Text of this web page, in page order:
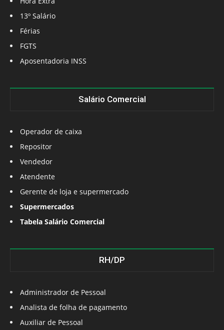
13º Salário
Férias
FGTS
Aposentadoria INSS
Salário Comercial
Operador de caixa
Repositor
Vendedor
Atendente
Gerente de loja e supermercado
Supermercados
Tabela Salário Comercial
RH/DP
Administrador de Pessoal
Analista de folha de pagamento
Auxiliar de Pessoal